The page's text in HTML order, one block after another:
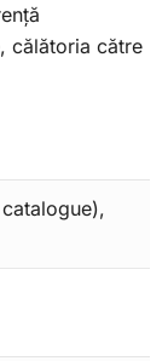
călătoria către